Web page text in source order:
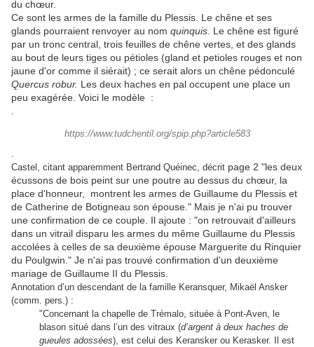
du chœur.
Ce sont les armes de la famille du Plessis. Le chêne et ses
glands pourraient renvoyer au nom quinquis . Le chêne est figuré
par un tronc central, trois feuilles de chêne vertes, et des glands
au bout de leurs tiges ou pétioles (gland et petioles rouges et non
jaune d'or comme il siérait) ; ce serait alors un chêne pédonculé
Quercus robur. Les deux haches en pal occupent une place un
peu exagérée. Voici le modèle :
https://www.tudchentil.org/spip.php?article583
Castel, citant apparemment Bertrand Quéinec, décrit page 2 "les deux
écussons de bois peint sur une poutre au dessus du chœur, la
place d'honneur, montrent les armes de Guillaume du Plessis et
de Catherine de Botigneau son épouse." Mais je n'ai pu trouver
une confirmation de ce couple. Il ajoute : "on retrouvait d'ailleurs
dans un vitrail disparu les armes du même Guillaume du Plessis
accolées à celles de sa deuxième épouse Marguerite du Rinquier
du Poulgwin." Je n'ai pas trouvé confirmation d'un deuxième
mariage de Guillaume II du Plessis.
Annotation d’un descendant de la famille Keransquer, Mikaël Ansker
(comm. pers.) :
"Concernant la chapelle de Trémalo, située à Pont-Aven, le
blason situé dans l’un des vitraux (d’argent à deux haches de
gueules adossées), est celui des Keransker ou Kerasker. Il est